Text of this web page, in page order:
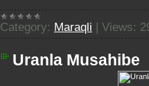
Category: Maraqli Views:
Uranla Musahibe